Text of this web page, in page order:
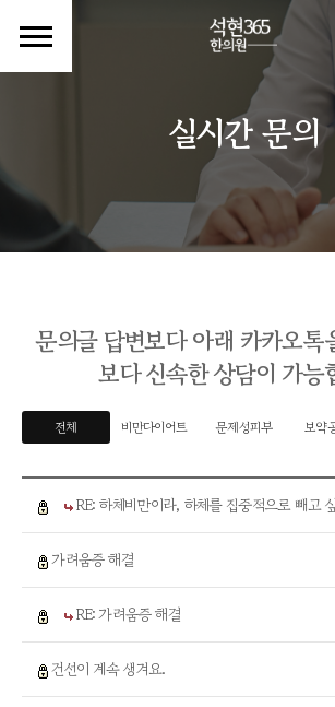
실시간 문의
문의글 답변보다 아래 카카오톡
보다 신속한 상담이 가능
전체 비만다이어트 문제성피부 보약
RE: 하체비만이라, 하체를 집중적으로 빼고
가려움증 해결
RE: 가려움증 해결
건선이 계속 생겨요.